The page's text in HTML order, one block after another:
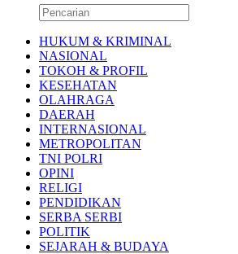
HUKUM & KRIMINAL
NASIONAL
TOKOH & PROFIL
KESEHATAN
OLAHRAGA
DAERAH
INTERNASIONAL
METROPOLITAN
TNI POLRI
OPINI
RELIGI
PENDIDIKAN
SERBA SERBI
POLITIK
SEJARAH & BUDAYA